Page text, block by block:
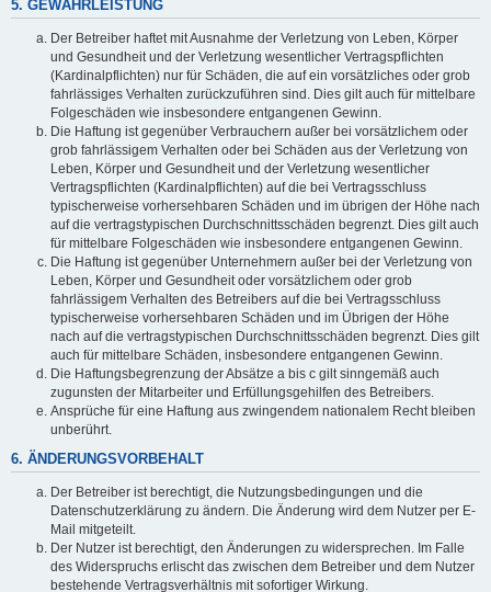
5. GEWÄHRLEISTUNG
Der Betreiber haftet mit Ausnahme der Verletzung von Leben, Körper
und Gesundheit und der Verletzung wesentlicher Vertragspflichten
(Kardinalpflichten) nur für Schäden, die auf ein vorsätzliches oder grob
fahrlässiges Verhalten zurückzuführen sind. Dies gilt auch für mittelbare
Folgeschäden wie insbesondere entgangenen Gewinn.
Die Haftung ist gegenüber Verbrauchern außer bei vorsätzlichem oder
grob fahrlässigem Verhalten oder bei Schäden aus der Verletzung von
Leben, Körper und Gesundheit und der Verletzung wesentlicher
Vertragspflichten (Kardinalpflichten) auf die bei Vertragsschluss
typischerweise vorhersehbaren Schäden und im übrigen der Höhe nach
auf die vertragstypischen Durchschnittsschäden begrenzt. Dies gilt auch
für mittelbare Folgeschäden wie insbesondere entgangenen Gewinn.
Die Haftung ist gegenüber Unternehmern außer bei der Verletzung von
Leben, Körper und Gesundheit oder vorsätzlichem oder grob
fahrlässigem Verhalten des Betreibers auf die bei Vertragsschluss
typischerweise vorhersehbaren Schäden und im Übrigen der Höhe
nach auf die vertragstypischen Durchschnittsschäden begrenzt. Dies gilt
auch für mittelbare Schäden, insbesondere entgangenen Gewinn.
Die Haftungsbegrenzung der Absätze a bis c gilt sinngemäß auch
zugunsten der Mitarbeiter und Erfüllungsgehilfen des Betreibers.
Ansprüche für eine Haftung aus zwingendem nationalem Recht bleiben
unberührt.
6. ÄNDERUNGSVORBEHALT
Der Betreiber ist berechtigt, die Nutzungsbedingungen und die
Datenschutzerklärung zu ändern. Die Änderung wird dem Nutzer per E-
Mail mitgeteilt.
Der Nutzer ist berechtigt, den Änderungen zu widersprechen. Im Falle
des Widerspruchs erlischt das zwischen dem Betreiber und dem Nutzer
bestehende Vertragsverhältnis mit sofortiger Wirkung.